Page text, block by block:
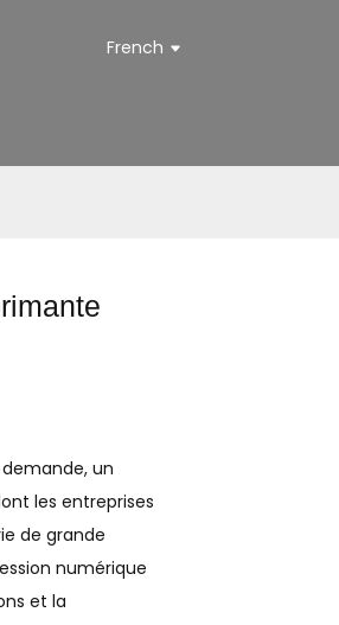
French
un
les entreprises
de grande
numérique
et la